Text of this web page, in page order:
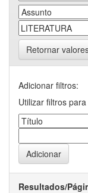
Retornar
Adicionar filtros:
Utilizar filtros
Resultados/